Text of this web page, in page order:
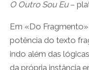
O Outro Sou Eu–
Em «Do
potência do texto
indo além das
da própria instância